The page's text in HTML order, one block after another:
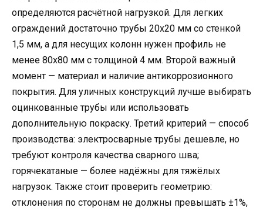
определяются расчётной нагрузкой. Для легких
ограждений достаточно трубы 20х20 мм со стенкой
1,5 мм, а для несущих колонн нужен профиль не
менее 80х80 мм с толщиной 4 мм. Второй важный
момент — материал и наличие антикоррозионного
покрытия. Для уличных конструкций лучше выбирать
оцинкованные трубы или использовать
дополнительную покраску. Третий критерий — способ
производства: электросварные трубы дешевле, но
требуют контроля качества сварного шва;
горячекатаные — более надёжны для тяжёлых
нагрузок. Также стоит проверить геометрию:
отклонения по сторонам не должны превышать ±1%,